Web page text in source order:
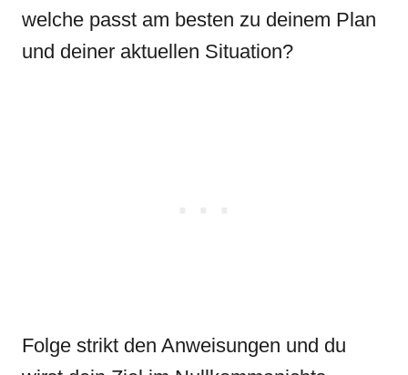
welche passt am besten zu deinem Plan
und deiner aktuellen Situation?
Folge strikt den Anweisungen und du